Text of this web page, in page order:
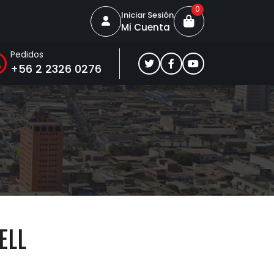
Iniciar Sesión
Mi Cuenta
0
Pedidos
+56 2 2326 0276